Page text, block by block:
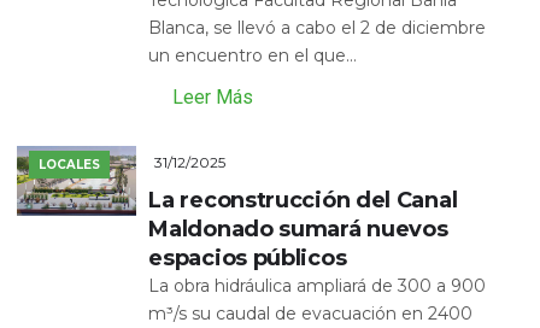
Blanca, se llevó a cabo el 2 de diciembre
un encuentro en el que...
Leer Más
LOCALES 31/12/2025
La reconstrucción del Canal
Maldonado sumará nuevos
espacios públicos
La obra hidráulica ampliará de 300 a 900
m³/s su caudal de evacuación en 2400